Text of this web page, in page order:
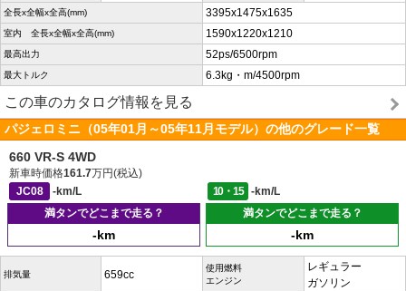
全長x全幅x全高(mm) 3395x1475x1635
室内 全長x全幅x全高(mm) 1590x1220x1210
最高出力 52ps/6500rpm
最大トルク 6.3kg・m/4500rpm
この車のカタログ情報を見る
パジェロミニ（05年01月～05年11月モデル）の他のグレード一覧
660 VR-S 4WD
新車時価格161.7万円(税込)
JC08
-km/L 10・15
-km/L
満タンでどこまで走る？
-km
満タンでどこまで走る？
-km
排気量 659cc
使用燃料
エンジン
レギュラー
ガソリン